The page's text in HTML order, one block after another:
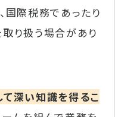
国際税務であったり
り扱う場合があり
深い知識を得るこ